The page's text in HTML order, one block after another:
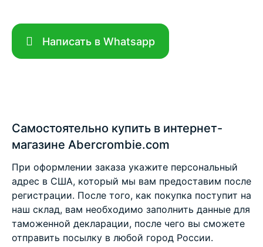
Написать в Whatsapp
Самостоятельно купить в интернет-
магазине Abercrombie.com
При оформлении заказа укажите персональный
адрес в США, который мы вам предоставим после
регистрации. После того, как покупка поступит на
наш склад, вам необходимо заполнить данные для
таможенной декларации, после чего вы сможете
отправить посылку в любой город России.